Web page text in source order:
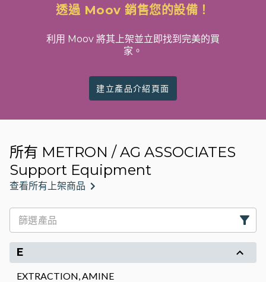
透過 Moov 銷售您的設備！
利用 Moov 將其上架並立即找到完美的買
家。
建立產品介紹頁面
所有 METRON / AG ASSOCIATES
Support Equipment
查看所有上架商品
E
EXTRACTION, AMINE